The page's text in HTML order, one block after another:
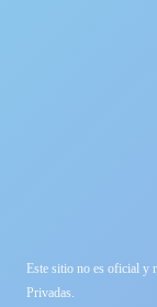
Este sitio no es oficial y
Privadas.